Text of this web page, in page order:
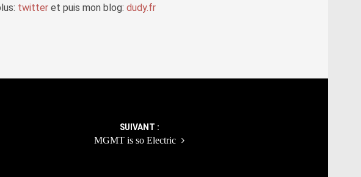
twitter et puis mon blog: dudy.fr
SUIVANT :
MGMT is so Electric